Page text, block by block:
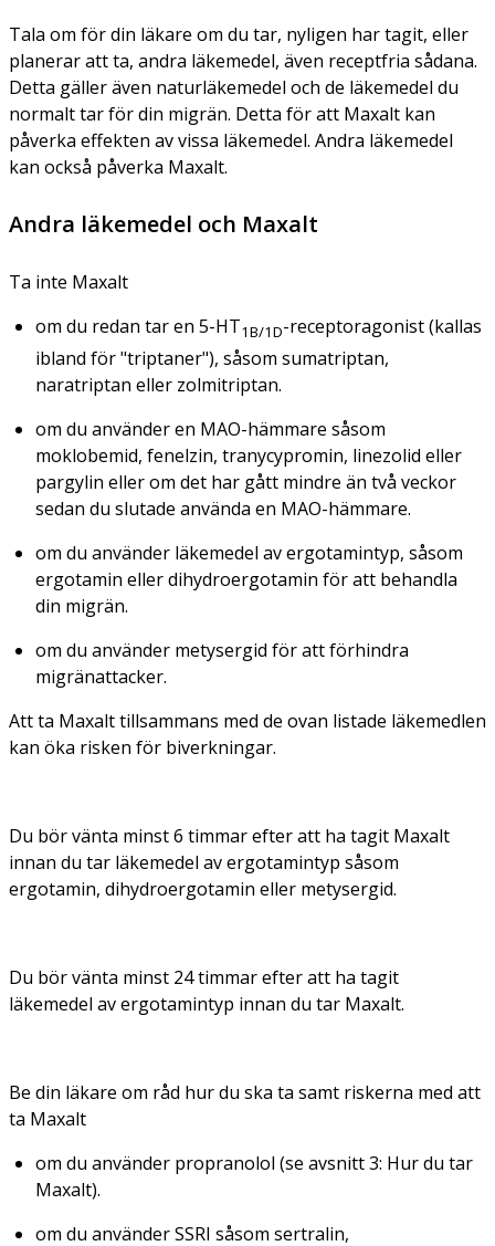
Tala om för din läkare om du tar, nyligen har tagit, eller
planerar att ta, andra läkemedel, även receptfria sådana.
Detta gäller även naturläkemedel och de läkemedel du
normalt tar för din migrän. Detta för att Maxalt kan
påverka effekten av vissa läkemedel. Andra läkemedel
kan också påverka Maxalt.
Andra läkemedel och Maxalt
Ta inte Maxalt
om du redan tar en 5-HT1B/1D-receptoragonist (kallas
ibland för "triptaner"), såsom sumatriptan,
naratriptan eller zolmitriptan.
om du använder en MAO-hämmare såsom
moklobemid, fenelzin, tranycypromin, linezolid eller
pargylin eller om det har gått mindre än två veckor
sedan du slutade använda en MAO-hämmare.
om du använder läkemedel av ergotamintyp, såsom
ergotamin eller dihydroergotamin för att behandla
din migrän.
om du använder metysergid för att förhindra
migränattacker.
Att ta Maxalt tillsammans med de ovan listade läkemedlen
kan öka risken för biverkningar.
Du bör vänta minst 6 timmar efter att ha tagit Maxalt
innan du tar läkemedel av ergotamintyp såsom
ergotamin, dihydroergotamin eller metysergid.
Du bör vänta minst 24 timmar efter att ha tagit
läkemedel av ergotamintyp innan du tar Maxalt.
Be din läkare om råd hur du ska ta samt riskerna med att
ta Maxalt
om du använder propranolol (se avsnitt 3: Hur du tar
Maxalt).
om du använder SSRI såsom sertralin,